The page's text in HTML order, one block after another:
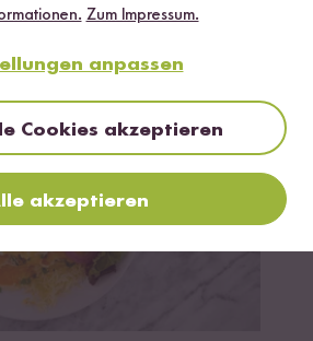
Zum Impressum.
anpassen
Cookies akzeptieren
akzeptieren